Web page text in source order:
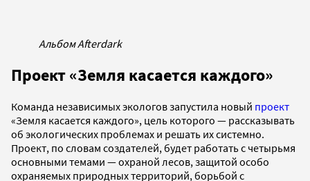
Альбом Afterdark
Проект «Земля касается каждого»
Команда независимых экологов запустила новый проект
«‎Земля касается каждого», цель которого — рассказывать
об экологических проблемах и решать их системно.
Проект, по словам создателей, будет работать с четырьмя
основными темами — охраной лесов, защитой особо
охраняемых природных территорий, борьбой с